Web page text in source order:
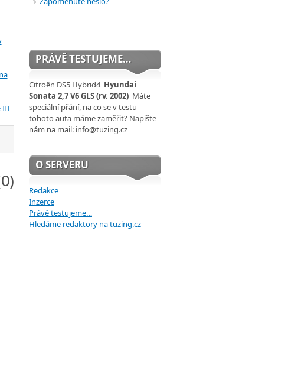
III
PRÁVĚ TESTUJEME…
Citroën DS5 Hybrid4 Hyundai
Sonata 2,7 V6 GLS (rv. 2002) Máte
speciální přání, na co se v testu
tohoto auta máme zaměřit? Napište
nám na mail: info@tuzing.cz
O SERVERU
Redakce
Inzerce
Právě testujeme…
Hledáme redaktory na tuzing.cz